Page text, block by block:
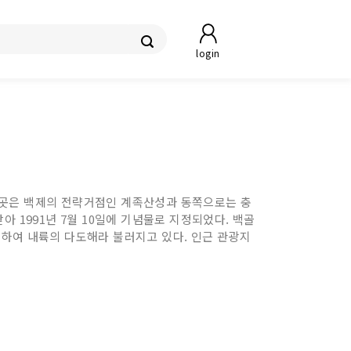
login
백제의 전략거점인 계족산성과 동쪽으로는 충
1991년 7월 10일에 기념물로 지정되었다. 백골
여 내륙의 다도해라 불러지고 있다. 인근 관광지